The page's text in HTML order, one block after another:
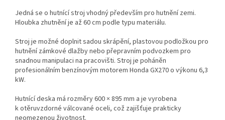
Jedná se o hutnící stroj vhodný především pro hutnění zemi.
Hloubka zhutnění je až 60 cm podle typu materiálu.
Stroj je možné doplnit sadou skrápění, plastovou podložkou pro
hutnění zámkové dlažby nebo přepravním podvozkem pro
snadnou manipulaci na pracovišti. Stroj je poháněn
profesionálním benzínovým motorem Honda GX270 o výkonu 6,3
kW.
Hutnící deska má rozměry 600 × 895 mm a je vyrobena
k otěruvzdorné válcované oceli, což zajišťuje prakticky